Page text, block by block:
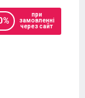
при
замовленні
через сайт